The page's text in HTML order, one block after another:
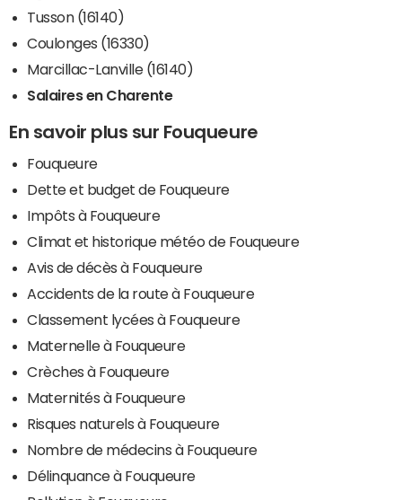
Tusson (16140)
Coulonges (16330)
Marcillac-Lanville (16140)
Salaires en Charente
En savoir plus sur Fouqueure
Fouqueure
Dette et budget de Fouqueure
Impôts à Fouqueure
Climat et historique météo de Fouqueure
Avis de décès à Fouqueure
Accidents de la route à Fouqueure
Classement lycées à Fouqueure
Maternelle à Fouqueure
Crèches à Fouqueure
Maternités à Fouqueure
Risques naturels à Fouqueure
Nombre de médecins à Fouqueure
Délinquance à Fouqueure